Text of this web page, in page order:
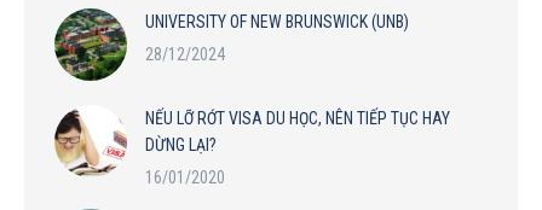
UNIVERSITY OF NEW BRUNSWICK (UNB)
28/12/2024
NẾU LỠ RỚT VISA DU HỌC, NÊN TIẾP TỤC HAY
DỪNG LẠI?
16/01/2020